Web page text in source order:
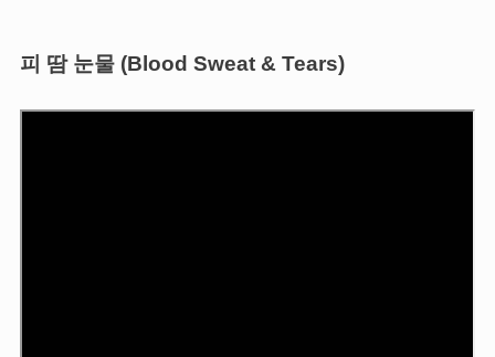
피 땀 눈물 (Blood Sweat & Tears)